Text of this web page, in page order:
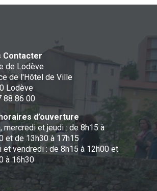
Contacter
de Lodève
de l'Hôtel de Ville
Lodève
88 86 00
d’ouverture
mercredi et jeudi : de 8h15 à
et de 13h30 à 17h15
et vendredi : de 8h15 à 12h00 et
à 16h30